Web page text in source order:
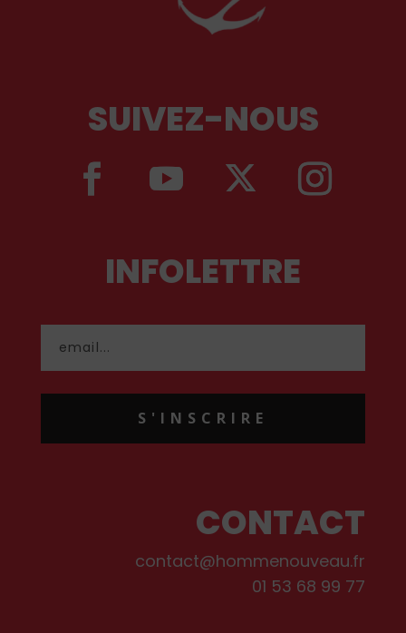
SUIVEZ-NOUS
INFOLETTRE
S'INSCRIRE
CONTACT
contact@hommenouveau.fr
01 53 68 99 77